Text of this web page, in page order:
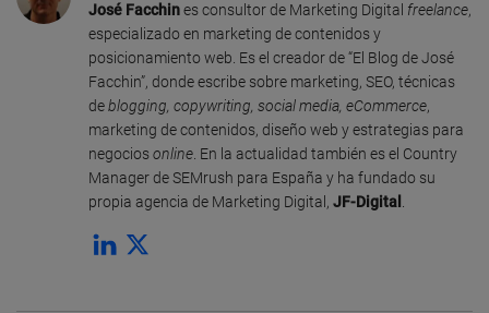
José Facchines consultor de Marketing Digital freelance,
especializado en marketing de contenidos y
posicionamiento web. Es el creador de “El Blog de José
Facchin”, donde escribe sobre marketing, SEO, técnicas
deblogging, copywriting, social media, eCommerce,
marketing de contenidos, diseño web y estrategias para
negociosonline . En la actualidad también es el Country
Manager de SEMrush para España y ha fundado su
propia agencia de Marketing Digital, JF-Digital